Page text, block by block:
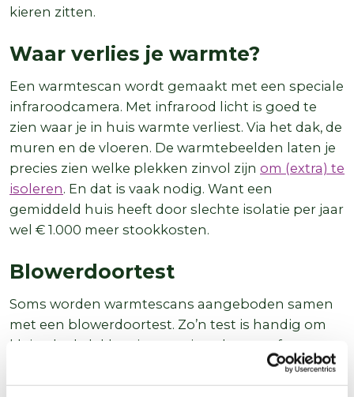
kieren zitten.
Waar verlies je warmte?
Een warmtescan wordt gemaakt met een speciale
infraroodcamera. Met infrarood licht is goed te
zien waar je in huis warmte verliest. Via het dak, de
muren en de vloeren. De warmtebeelden laten je
precies zien welke plekken zinvol zijn om (extra) te
isoleren. En dat is vaak nodig. Want een
gemiddeld huis heeft door slechte isolatie per jaar
wel € 1.000 meer stookkosten.
Blowerdoortest
Soms worden warmtescans aangeboden samen
met een blowerdoortest. Zo’n test is handig om
kleine luchtlekken in een nieuwbouw- of
verbouwd huis op te sporen. Soms worden
huizen in de praktijk namelijk niet zo netjes